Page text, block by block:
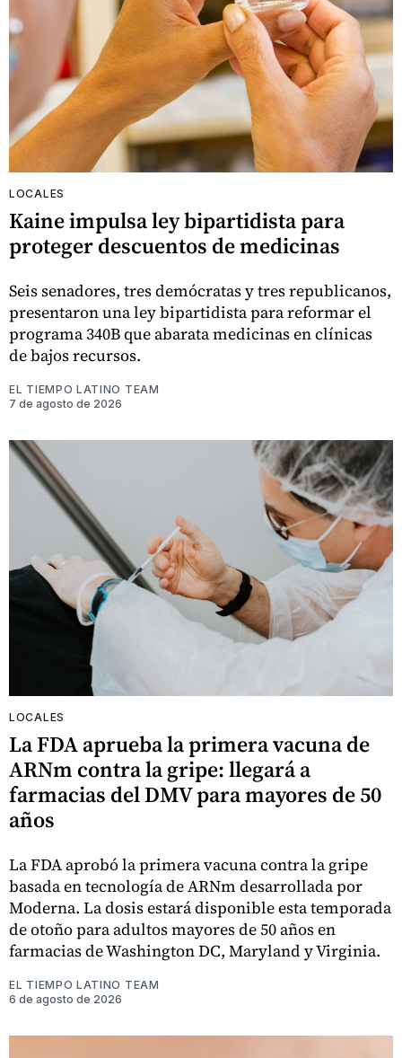
LOCALES
Kaine impulsa ley bipartidista para
proteger descuentos de medicinas
Seis senadores, tres demócratas y tres republicanos,
presentaron una ley bipartidista para reformar el
programa 340B que abarata medicinas en clínicas
de bajos recursos.
EL TIEMPO LATINO TEAM
7 de agosto de 2026
LOCALES
La FDA aprueba la primera vacuna de
ARNm contra la gripe: llegará a
farmacias del DMV para mayores de 50
años
La FDA aprobó la primera vacuna contra la gripe
basada en tecnología de ARNm desarrollada por
Moderna. La dosis estará disponible esta temporada
de otoño para adultos mayores de 50 años en
farmacias de Washington DC, Maryland y Virginia.
EL TIEMPO LATINO TEAM
6 de agosto de 2026